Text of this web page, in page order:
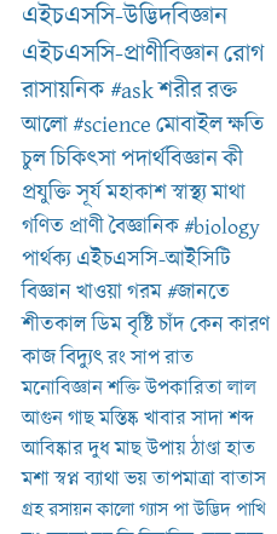
এইচএসসি-উদ্ভিদবিজ্ঞান
এইচএসসি-প্রাণীবিজ্ঞানরোগ
রাসায়নিক#askশরীররক্ত
আলো#scienceমোবাইলক্ষতি
চুলচিকিৎসাপদার্থবিজ্ঞানকী
প্রযুক্তিসূর্যমহাকাশস্বাস্থ্যমাথা
গণিত প্রাণীবৈজ্ঞানিক#biology
পার্থক্য এইচএসসি-আইসিটি
বিজ্ঞানখাওয়াগরম#জানতে
শীতকালডিমবৃষ্টিচাঁদকেনকারণ
কাজবিদ্যুৎরংসাপরাত
মনোবিজ্ঞানশক্তিউপকারিতালাল
আগুনগাছমস্তিষ্কখাবারসাদাশব্দ
আবিষ্কারদুধমাছউপায়ঠাণ্ডাহাত
মশাস্বপ্নব্যাথাভয়তাপমাত্রাবাতাস
গ্রহরসায়নকালোগ্যাসপাউদ্ভিদপাখি